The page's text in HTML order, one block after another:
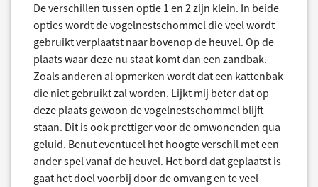
De verschillen tussen optie 1 en 2 zijn klein. In beide
opties wordt de vogelnestschommel die veel wordt
gebruikt verplaatst naar bovenop de heuvel. Op de
plaats waar deze nu staat komt dan een zandbak.
Zoals anderen al opmerken wordt dat een kattenbak
die niet gebruikt zal worden. Lijkt mij beter dat op
deze plaats gewoon de vogelnestschommel blijft
staan. Dit is ook prettiger voor de omwonenden qua
geluid. Benut eventueel het hoogte verschil met een
ander spel vanaf de heuvel. Het bord dat geplaatst is
gaat het doel voorbij door de omvang en te veel